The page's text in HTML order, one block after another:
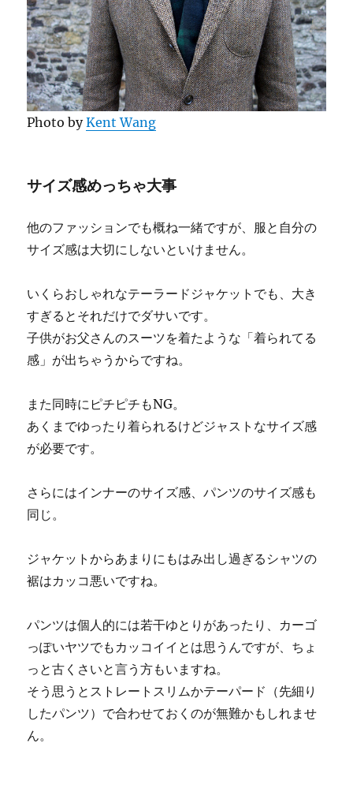
Photo byKent Wang
サイズ感めっちゃ大事
他のファッションでも概ね一緒ですが、服と自分の
サイズ感は大切にしないといけません。
いくらおしゃれなテーラードジャケットでも、大き
すぎるとそれだけでダサいです。
子供がお父さんのスーツを着たような「着られてる
感」が出ちゃうからですね。
また同時にピチピチもNG。
あくまでゆったり着られるけどジャストなサイズ感
が必要です。
さらにはインナーのサイズ感、パンツのサイズ感も
同じ。
ジャケットからあまりにもはみ出し過ぎるシャツの
裾はカッコ悪いですね。
パンツは個人的には若干ゆとりがあったり、カーゴ
っぽいヤツでもカッコイイとは思うんですが、ちょ
っと古くさいと言う方もいますね。
そう思うとストレートスリムかテーパード（先細り
したパンツ）で合わせておくのが無難かもしれませ
ん。